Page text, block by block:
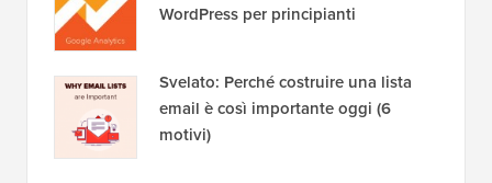
WordPress per principianti
Svelato: Perché costruire una lista
email è così importante oggi (6
motivi)